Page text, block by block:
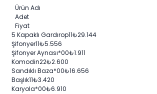
Ürün Adı
Adet
Fiyat
5 Kapaklı Gardırop11₺29.144
Şifonyer11₺5.556
Şifonyer Aynası*00₺1.911
Komodin22₺2.600
Sandıklı Baza*00₺16.656
Başlık11₺3.420
Karyola*00₺6.910